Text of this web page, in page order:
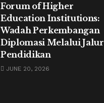
Forum of Higher
Education Institutions:
Wadah Perkembangan
Diplomasi Melalui Jalur
Pendidikan
JUNE 20, 2026